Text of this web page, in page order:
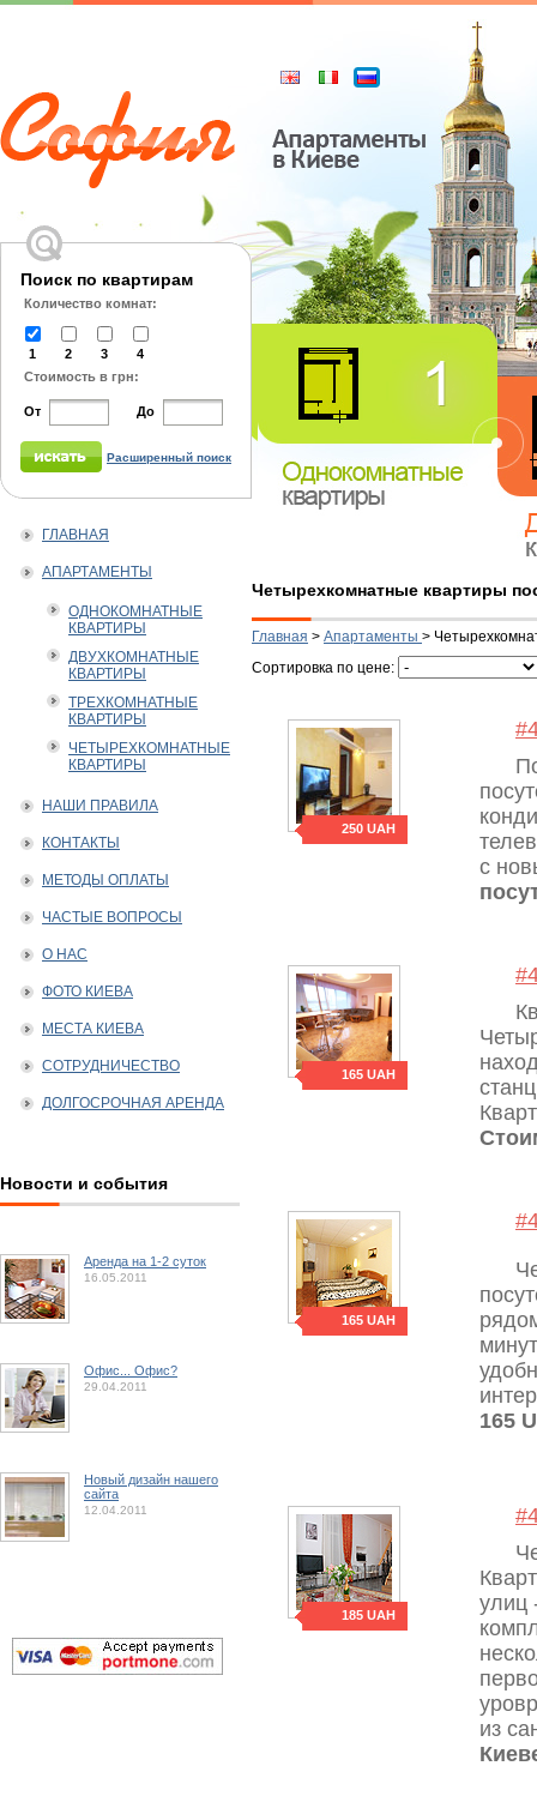
Поиск по квартирам
Количество комнат:
1 2 3
4
Стоимость в грн:
От До
Расширенный поиск
Четырехкомнатные квартиры
Главная > Апартаменты >
Сортировка по цене:
250 UAH
с
165 UAH
165 UAH
165
185 UAH
улиц
из
ГЛАВНАЯ
АПАРТАМЕНТЫ
ОДНОКОМНАТНЫЕ
КВАРТИРЫ
ДВУХКОМНАТНЫЕ
КВАРТИРЫ
ТРЕХКОМНАТНЫЕ
КВАРТИРЫ
ЧЕТЫРЕХКОМНАТНЫЕ
КВАРТИРЫ
НАШИ ПРАВИЛА
КОНТАКТЫ
МЕТОДЫ ОПЛАТЫ
ЧАСТЫЕ ВОПРОСЫ
О НАС
ФОТО КИЕВА
МЕСТА КИЕВА
СОТРУДНИЧЕСТВО
ДОЛГОСРОЧНАЯ АРЕНДА
Новости и события
Аренда на 1-2 суток
16.05.2011
Офис... Офис?
29.04.2011
Новый дизайн нашего
сайта
12.04.2011